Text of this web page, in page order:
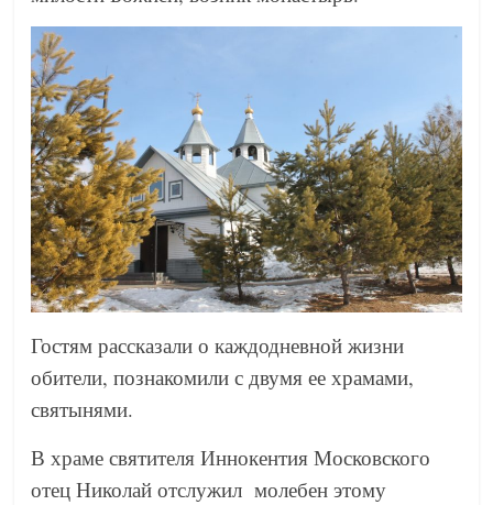
Гостям рассказали о каждодневной жизни
обители, познакомили с двумя ее храмами,
святынями.
В храме святителя Иннокентия Московского
отец Николай отслужил молебен этому